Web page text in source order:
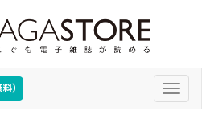
Toggle